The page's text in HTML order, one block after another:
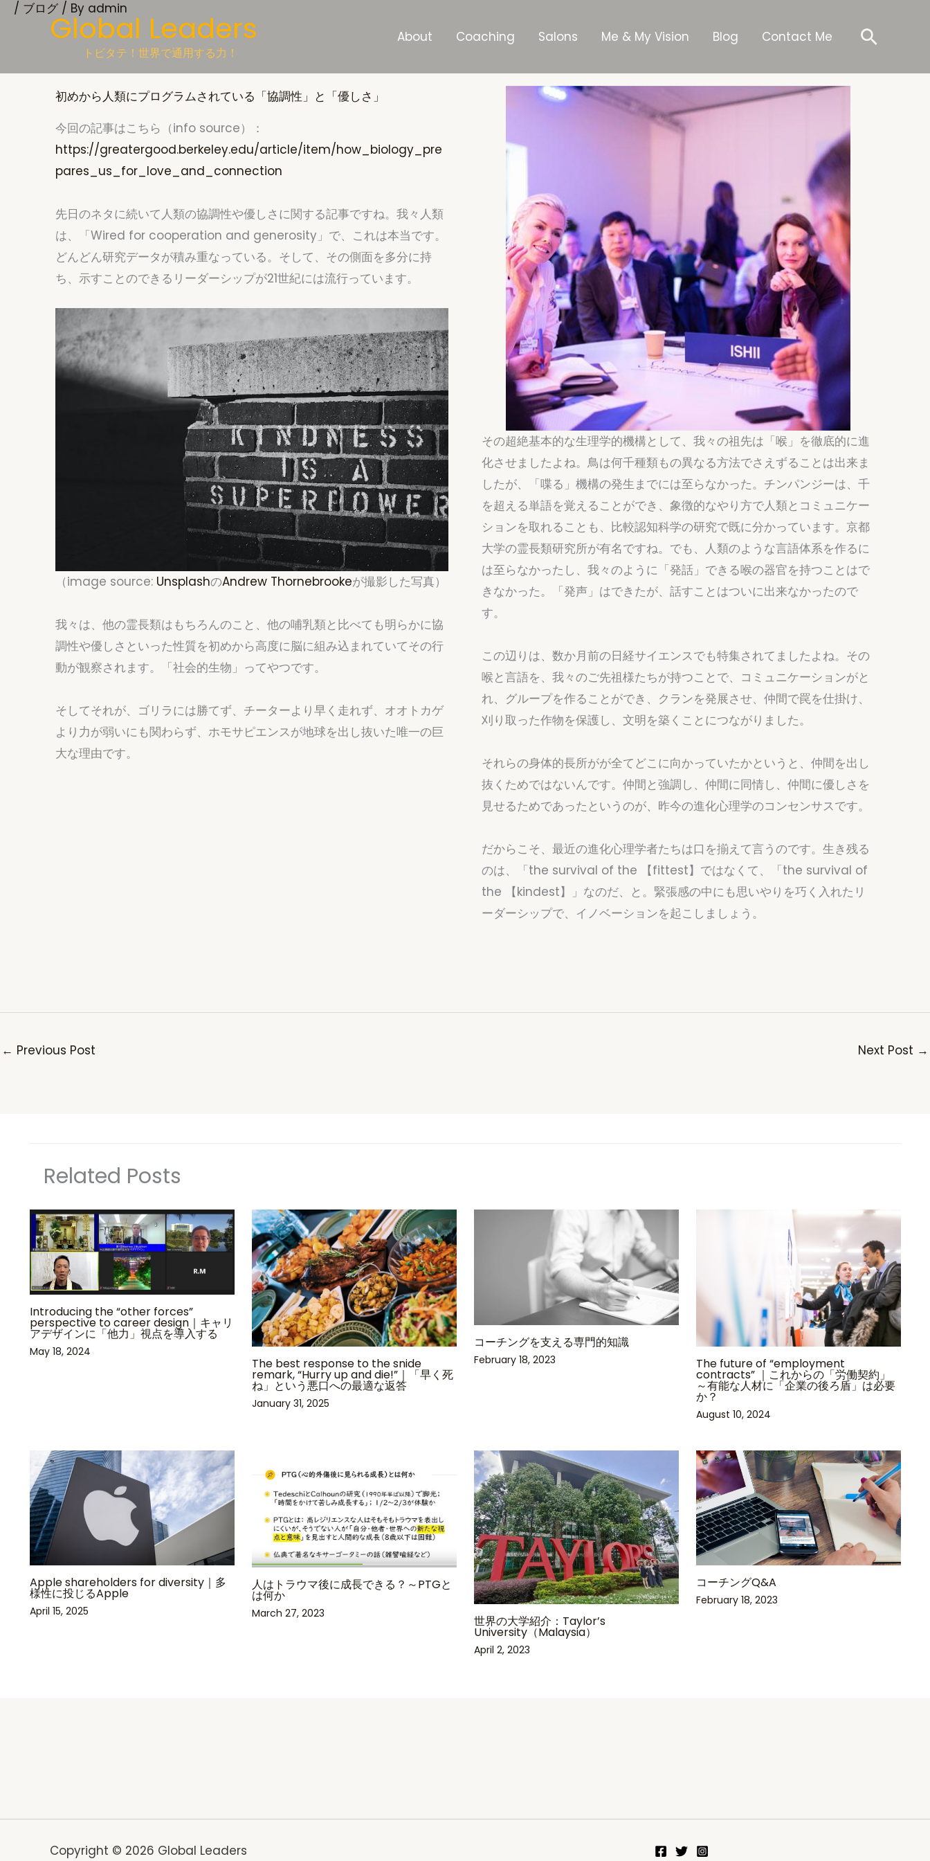
Skip
Global Leaders
トビタテ！世界で通用する力！
About Coaching Salons Me & My Vision Blog Contact Me
/ ブログ / By admin
初めから人類にプログラムされている「協調性」と「優しさ」
今回の記事はこちら（info source）：
https://greatergood.berkeley.edu/article/item/how_biology_pre
pares_us_for_love_and_connection
先日のネタに続いて人類の協調性や優しさに関する記事ですね。我々人類
は、「Wired for cooperation and generosity」で、これは本当です。
どんどん研究データが積み重なっている。そして、その側面を多分に持
ち、示すことのできるリーダーシップが21世紀には流行っています。
（image source: UnsplashのAndrew Thornebrookeが撮影した写真）
我々は、他の霊長類はもちろんのこと、他の哺乳類と比べても明らかに協
調性や優しさといった性質を初めから高度に脳に組み込まれていてその行
動が観察されます。「社会的生物」ってやつです。
そしてそれが、ゴリラには勝てず、チーターより早く走れず、オオトカゲ
より力が弱いにも関わらず、ホモサピエンスが地球を出し抜いた唯一の巨
大な理由です。
その超絶基本的な生理学的機構として、我々の祖先は「喉」を徹底的に進
化させましたよね。鳥は何千種類もの異なる方法でさえずることは出来ま
したが、「喋る」機構の発生までには至らなかった。チンパンジーは、千
を超える単語を覚えることができ、象徴的なやり方で人類とコミュニケー
ションを取れることも、比較認知科学の研究で既に分かっています。京都
大学の霊長類研究所が有名ですね。でも、人類のような言語体系を作るに
は至らなかったし、我々のように「発話」できる喉の器官を持つことはで
きなかった。「発声」はできたが、話すことはついに出来なかったので
す。
この辺りは、数か月前の日経サイエンスでも特集されてましたよね。その
喉と言語を、我々のご先祖様たちが持つことで、コミュニケーションがと
れ、グループを作ることができ、クランを発展させ、仲間で罠を仕掛け、
刈り取った作物を保護し、文明を築くことにつながりました。
それらの身体的長所がが全てどこに向かっていたかというと、仲間を出し
抜くためではないんです。仲間と強調し、仲間に同情し、仲間に優しさを
見せるためであったというのが、昨今の進化心理学のコンセンサスです。
だからこそ、最近の進化心理学者たちは口を揃えて言うのです。生き残る
のは、「the survival of the 【fittest】ではなくて、「the survival of
the 【kindest】」なのだ、と。緊張感の中にも思いやりを巧く入れたリ
ーダーシップで、イノベーションを起こしましょう。
← Previous Post Next Post →
Related Posts
Introducing the “other forces”
perspective to career design｜キャリ
アデザインに「他力」視点を導入する
May 18, 2024
The best response to the snide
remark, “Hurry up and die!”｜「早く死
ね」という悪口への最適な返答
January 31, 2025
コーチングを支える専門的知識
February 18, 2023 The future of “employment
contracts” ｜これからの「労働契約」
～有能な人材に「企業の後ろ盾」は必要
か？
August 10, 2024
Apple shareholders for diversity｜多
様性に投じるApple
April 15, 2025
人はトラウマ後に成長できる？～PTGと
は何か
March 27, 2023
世界の大学紹介：Taylor’s
University（Malaysia）
April 2, 2023
コーチングQ&A
February 18, 2023
Copyright © 2026 Global Leaders